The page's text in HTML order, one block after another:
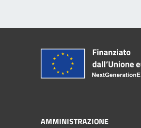
AMMINISTRAZIONE